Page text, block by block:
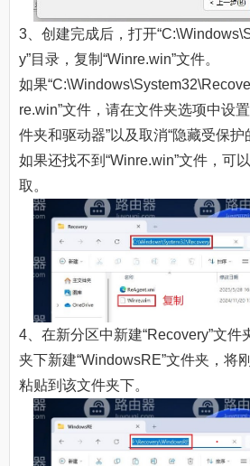
3、创建完成后，打开
y”目录，复制“Winre.win”文件。
如果
re.win”文件，请在文件夹选项中设
件夹和驱动器”以及取消“隐藏受保护
如果还找不到“Winre.win”文件，可
取。
4、在新分区中新建“Recovery”文件
夹下新建“WindowsRE”文件夹，将
粘贴到该文件夹下。